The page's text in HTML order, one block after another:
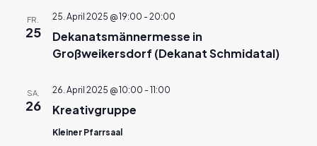
FR.
25
Dekanatsmännermesse in
Großweikersdorf (Dekanat Schmidatal)
25. April 2025 @ 19:00 - 20:00
SA.
26 Kreativgruppe
26. April 2025 @ 10:00 - 11:00
Kleiner Pfarrsaal